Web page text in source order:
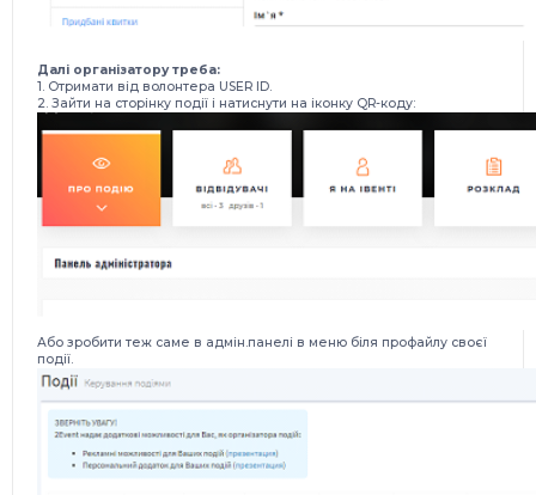
Далі організатору треба:
1. Отримати від волонтера USER ID.
2. Зайти на сторінку події і натиснути на іконку QR-коду:
Або зробити теж саме в адмін.панелі в меню біля профайлу своєї
події.